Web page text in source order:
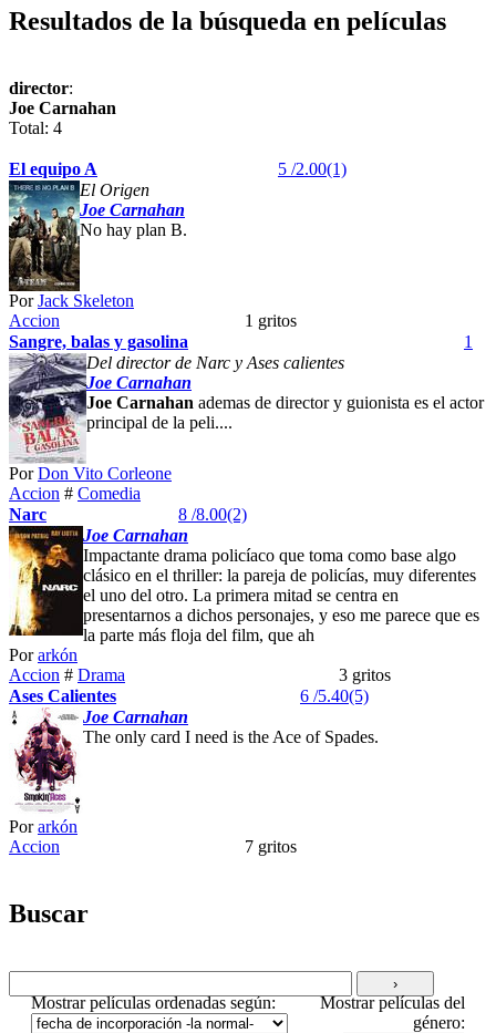
Resultados de la búsqueda en películas
director:
Joe Carnahan
Total: 4
El equipo A
5 /2.00(1)
El Origen
Joe Carnahan
No hay plan B.
PorJack Skeleton
Accion
1 gritos
Sangre, balas y gasolina
1
Del director de Narc y Ases calientes
Joe Carnahan
Joe Carnahan ademas de director y guionista es el actor
principal de la peli....
PorDon Vito Corleone
Accion # Comedia
Narc
8 /8.00(2)
Joe Carnahan
Impactante drama policíaco que toma como base algo
clásico en el thriller: la pareja de policías, muy diferentes
el uno del otro. La primera mitad se centra en
presentarnos a dichos personajes, y eso me parece que es
la parte más floja del film, que ah
Porarkón
Accion # Drama
3 gritos
Ases Calientes
6 /5.40(5)
Joe Carnahan
The only card I need is the Ace of Spades.
Porarkón
Accion
7 gritos
Buscar
Mostrar películas ordenadas según:
Mostrar películas del
género: